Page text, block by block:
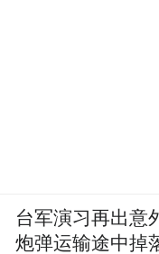
台军演习再出意
炮弹运输途中掉